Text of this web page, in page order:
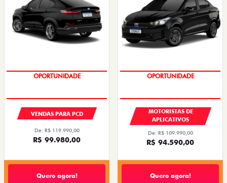
OPORTUNIDADE
VENDAS PARA PCD
De: R$ 119.990,00
R$ 99.980,00
Quero agora!
OPORTUNIDADE
MOTORISTAS DE
APLICATIVOS
De: R$ 109.990,00
R$ 94.590,00
Quero agora!